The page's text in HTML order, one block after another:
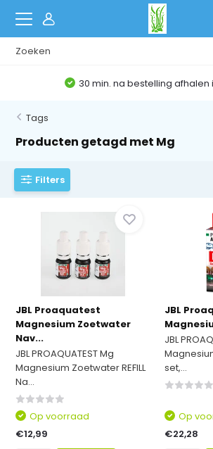
30 min. na bestelling afhalen
Tags
Producten getagd met Mg
Filters
JBL Proaquatest
Magnesium Zoetwater
Nav...
JBL PROAQUATEST Mg
Magnesium Zoetwater REFILL
Na...
Op voorraad
€12,99
JBL
JBL
set,...
Op
€22,28